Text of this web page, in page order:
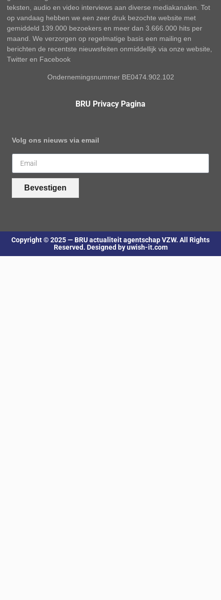
teksten, audio en video interviews aan diverse mediakanalen. Tot
op vandaag hebben we een zeer druk bezochte website met
gemiddeld 139.000 bezoekers en meer dan 3.666.000 hits per
maand. We verzorgen op regelmatige basis een mailing en
berichten de recentste nieuwsfeiten onmiddellijk via onze website,
Twitter en Facebook
Ondernemingsnummer BE0474.902.102
BRU Privacy Pagina
Volg ons nieuws via email
Bevestigen
Copyright © 2025 — BRU actualiteit agentschap VZW. All Rights
Reserved. Designed by uwish-it.com